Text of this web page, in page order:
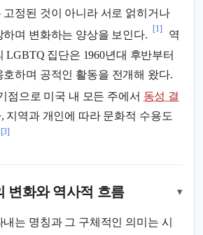
고정된 것이 아니라 서로 얽히거나
며 변화하는 양상을 보인다.
[1]
역
LGBTQ 집단은 1960년대 후반부터
호하며 공적인 활동을 전개해 왔다.
점으로 미국 내 모든 주에서 동성 결
지역과 개인에 따라 문화적 수용도
[3]
변화와 역사적 흐름 ▾
내는 명칭과 그 구체적인 의미는 시